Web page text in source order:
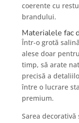
coerente cu
brandului.
Materialele fac
Într-o grotă
alese doar
timp, să arate
precisă a
între o lucrare
premium.
Sarea